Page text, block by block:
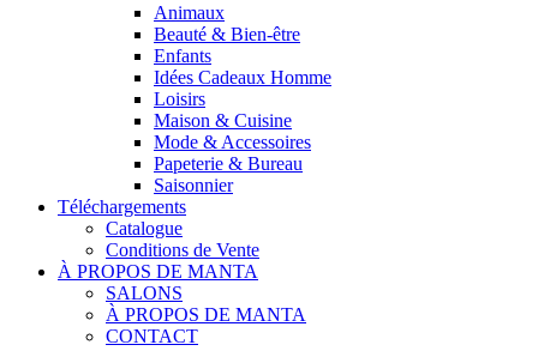
Animaux
Beauté & Bien-être
Enfants
Idées Cadeaux Homme
Loisirs
Maison & Cuisine
Mode & Accessoires
Papeterie & Bureau
Saisonnier
Téléchargements
Catalogue
Conditions de Vente
À PROPOS DE MANTA
SALONS
À PROPOS DE MANTA
CONTACT